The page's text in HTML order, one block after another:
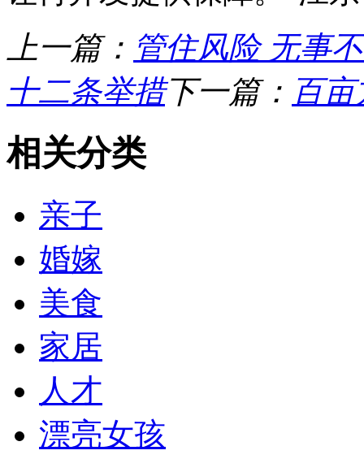
上一篇： 管住风险 无事
十二条举措下一篇： 百
相关分类
亲子
婚嫁
美食
家居
人才
漂亮女孩